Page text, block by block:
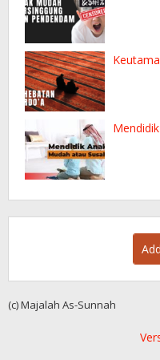
(c) Majalah As-Sunnah